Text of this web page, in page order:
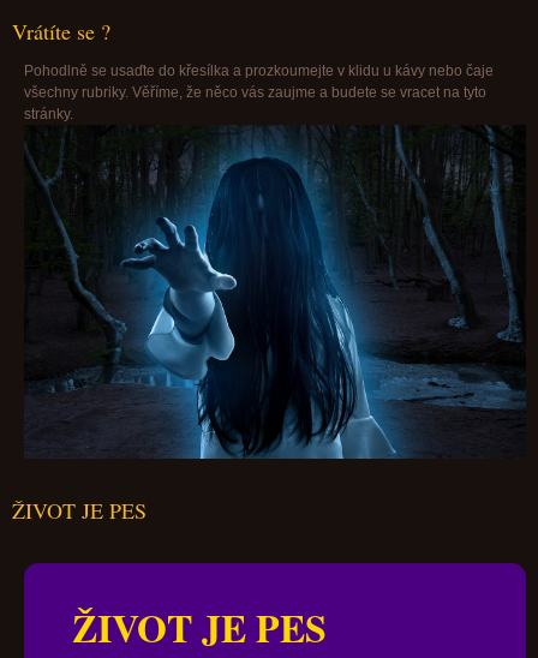
Vrátíte se ?
Pohodlně se usaďte do křesílka a prozkoumejte v klidu u kávy nebo čaje
všechny rubriky. Věříme, že něco vás zaujme a budete se vracet na tyto
stránky.
ŽIVOT JE PES
ŽIVOT JE PES